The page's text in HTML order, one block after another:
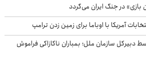
بازی» در جنگ ایران می‌گردد
آمریکا با اوباما برای زمین زدن ترامپ
دبیرکل سازمان ملل؛ بمباران ناکازاکی فراموش